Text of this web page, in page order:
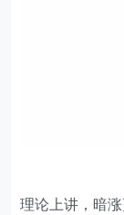
理论上讲，暗